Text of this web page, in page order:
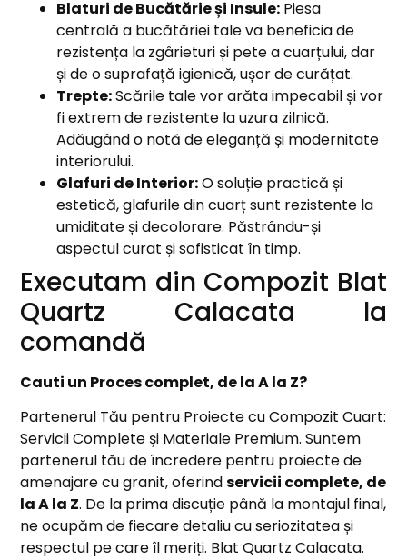
Blaturi de Bucătărie și Insule: Piesa
centrală a bucătăriei tale va beneficia de
rezistența la zgârieturi și pete a cuarțului, dar
și de o suprafață igienică, ușor de curățat.
Trepte:Scările tale vor arăta impecabil și vor
fi extrem de rezistente la uzura zilnică.
Adăugând o notă de eleganță și modernitate
interiorului.
Glafuri de Interior:O soluție practică și
estetică, glafurile din cuarț sunt rezistente la
umiditate și decolorare. Păstrându-și
aspectul curat și sofisticat în timp.
Executam din Compozit Blat
Quartz Calacata la
comandă
Cauti un Proces complet, de la A la Z?
Partenerul Tău pentru Proiecte cu Compozit Cuart:
Servicii Complete și Materiale Premium. Suntem
partenerul tău de încredere pentru proiecte de
amenajare cu granit, oferindservicii complete, de
la A la Z. De la prima discuție până la montajul final,
ne ocupăm de fiecare detaliu cu seriozitatea și
respectul pe care îl meriți. Blat Quartz Calacata.